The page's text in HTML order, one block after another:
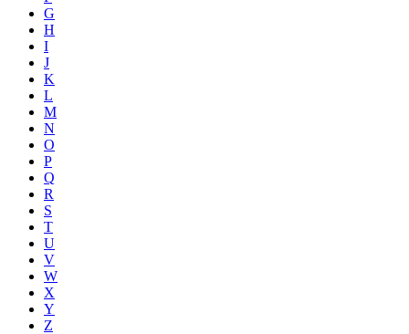
G
H
I
J
K
L
M
N
O
P
Q
R
S
T
U
V
W
X
Y
Z